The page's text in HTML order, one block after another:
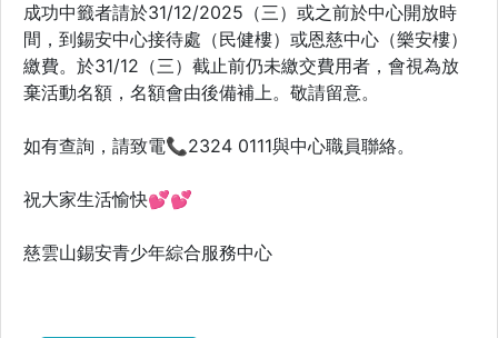
成功中籤者請於31/12/2025（三）或之前於中心開放時
間，到錫安中心接待處（民健樓）或恩慈中心（樂安樓）
繳費。於31/12（三）截止前仍未繳交費用者，會視為放
棄活動名額，名額會由後備補上。敬請留意。
如有查詢，請致電📞2324 0111與中心職員聯絡。
祝大家生活愉快💕💕
慈雲山錫安青少年綜合服務中心